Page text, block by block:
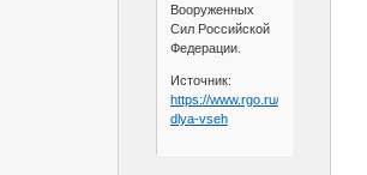
Вооруженных
Сил Российской
Федерации.
Источник:
https://www.rgo.ru/ru/article/
dlya-vseh